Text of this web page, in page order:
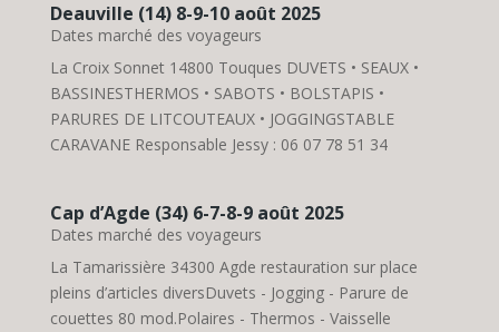
Deauville (14) 8-9-10 août 2025
Dates marché des voyageurs
La Croix Sonnet 14800 Touques DUVETS • SEAUX •
BASSINESTHERMOS • SABOTS • BOLSTAPIS •
PARURES DE LITCOUTEAUX • JOGGINGSTABLE
CARAVANE Responsable Jessy : 06 07 78 51 34
Cap d’Agde (34) 6-7-8-9 août 2025
Dates marché des voyageurs
La Tamarissière 34300 Agde restauration sur place
pleins d’articles diversDuvets - Jogging - Parure de
couettes 80 mod.Polaires - Thermos - Vaisselle